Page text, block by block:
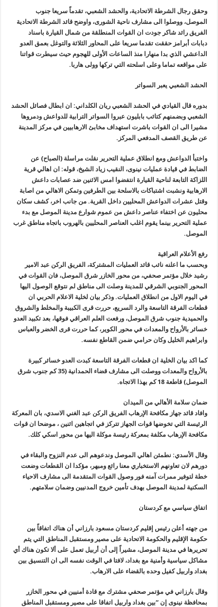
وحقق رجال الشرطة الاتحادية، والحشد الشعبي، تقدماً سريعا جنوب
الموصل، ووصلوا الى مشارف ناحية الشورى، واوضح قائد الشرطة الاتحادية
الفريق رائد شاكر جودت ان القوات المنطلقة من شمال القيارة باسناد
دبابات أبرامز حققت تقدما سريعا على المحاور الثلاثة والتوغل بعمق العدو
الداعشي الذي بدا منهارا منذ الساعات الأولى للهجوم حيث سيطرت قواتنا
على مواقعه تماما وعلى اسلحته التي تركها وولى هاربا.
الحشد الشعبي يعبر السواتر
بدوره قال القيادي في الحشد الشعبي ريان الكلداني: ان ابطال فصائل الحشد
الشعبي وبضمنهم كتائب بابليون عبروا السواتر الترابية للدواعش ودمروها
مشيرا الى ان القوات باشرت استهداف مخابئ الارهابيين في مركز المدينة
عن طريق القصف المدفعي المركز.
واختبأ الدواعش ومع انطلاق عملية التحرير نقلت مراسلة (الصباح) عن
الضابط في قيادة عمليات نينوى، النقيب زياد الشيخ، قوله: ان اهالي قرية
اللزاكة التابعة لناحية القيارة انتفضوا امس الاثنين ضد عصابات داعش
الارهابية ونشبت اشتباكات بالاسلحة بين الطرفين وتمكن الاهالي من اصابة
وقتل عشرات الدواعش المحليين داخل القرية. من جانب اخر، كشف سكان
محليون عن اختفاء عناصر داعش من عموم شوارع مدينة الموصل مع بدء
عملية التحرير بينما يقوم اغلب العناصر المحليين بالهروب باتجاه مناطق غرب
الموصل.
رفع الأعلام العراقية
وبحسب ما اعلنه نائب قائد العمليات المشتركة، الفريق الركن عبد الامير
رشيد خلال مؤتمر صحفي، من محور الخازر شرق الموصل، فان القوات في
المحور الجنوبي الشرقي للمدينة وصلت الى مناطق لم نتوقع الوصول اليها
في اليوم الاول من انطلاق العمليات. وذكر بيان لخلية الاعلام الحربي ان
قطعات الفرقة التاسعة والرد السريع، حررت قرى الكبيبة والمخلط والشروق
والحميدية جنوب شرق الموصل، ورفعت العلم العراقي فوقها، بعد تكبيد العدو
خسائر بالأرواح والمعدات في محور الكوير، كما حررت قرى الخضر والعباس
وابراهيم الخليل وكان حرامي ضمن القاطع نفسه.
كما اكد بيان الخلية ان قطعات الفرقة التاسعة كبدت العدو خسائر كبيرة
بالأرواح والمعدات ووصلت الى مشارف قضاء الحمدانية (35 كم جنوب شرق
الموصل) قاطعة 18 كم بهذا الاتجاه.
ضمان سلامة الأهالي من الميدان
وافاد قائد جهاز مكافحة الإرهاب الفريق الركن عبد الغني الاسدي، بان المعركة
الرئيسة التي تخوضها قوات الجهاز تتركز في اتجاهين اثنين ، موضحا ان قوات
مكافحة الإرهاب مكلفة بمعركة رئيسة موكلة اليها من محور اسكي كلك.
وقال الأسدي: نطمئن اهالي الموصل وندعوهم الى عدم النزوح والبقاء في
دورهم لان تعاونهم الاستخباري معنا رائع ومبهر، مؤكدا ان القطعات وضعت
خطة لتوفير ممرات آمنه فور وصول القوات المتقدمة الى مشارف الاحياء
السكنية لمدينة الموصل بهدف تأمين خروج المدنيين وضمان سلامتهم.
اتفاق سياسي مع كردستان
من جهته أعلن رئيس إقليم كردستان مسعود بارزاني أن هناك اتفاقاً بين
حكومة الإقليم والحكومة الاتحادية على مصير ومستقبل المناطق التي يتم
تحريرها في مدينة الموصل، مشيراً إلى أن أربيل تعمل على ألا تكون هناك أي
مشاكل سياسية وأمنية مع بغداد، لافتا في الوقت نفسه الى ان التنسيق بين
بغداد واربيل كفيل وحده بالقضاء على الارهاب.
وقال بارزاني في مؤتمر صحفي مشترك مع قادة أمنيين في محور الخازر
بمحافظة نينوى إن “بين بغداد واربيل اتفاقا على مصير ومستقبل المناطق